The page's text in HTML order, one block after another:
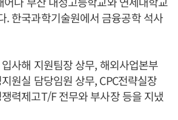
. 한국과학기술원에서 금융공학 석사
사해 지원팀장 상무, 해외사업본부
원실 담당임원 상무, CPC전략실장
력제고T/F 전무와 부사장 등을 지냈